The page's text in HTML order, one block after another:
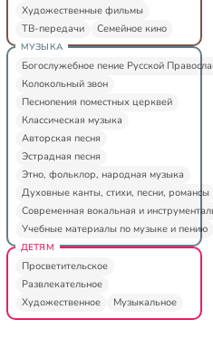
Художественные фильмы
ТВ-передачи
Семейное кино
МУЗЫКА
Богослужебное пение Русской
Колокольный звон
Песнопения поместных церквей
Классическая музыка
Авторская песня
Эстрадная песня
Этно, фольклор, народная музыка
Духовные канты, стихи, песни, романсы
Современная вокальная и
Учебные материалы по музыке и пению
ДЕТЯМ
Просветительское
Развлекательное
Художественное
Музыкальное